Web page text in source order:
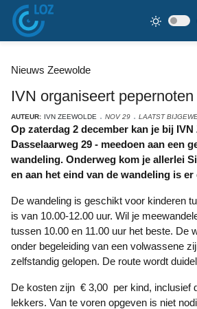
Nieuws Zeewolde
IVN organiseert
AUTEUR: IVN ZEEWOLDE NOV 29 LAATST
Op zaterdag 2 december kan je bij IVN Zeewolde –
Dasselaarweg 29 - meedoen aan een
wandeling. Onderweg kom je allerlei
en aan het eind van de wandeling is
De wandeling is geschikt voor kinderen tussen 2 en 9 jaar. Het
is van 10.00-12.00 uur. Wil je
tussen 10.00 en 11.00 uur het beste. De
onder begeleiding van een volwassene
zelfstandig gelopen. De route wordt
De kosten zijn € 3,00 per kind, inclusief drinken en wat
lekkers. Van te voren opgeven is niet